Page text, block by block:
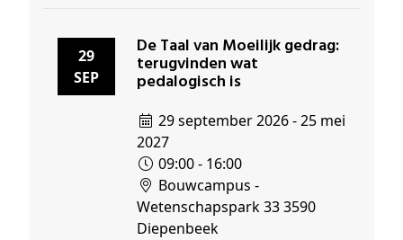
29
SEP
De Taal van Moeilijk gedrag:
terugvinden wat
pedalogisch is
29 september 2026 - 25 mei
2027
09:00 - 16:00
Bouwcampus -
Wetenschapspark 33 3590
Diepenbeek